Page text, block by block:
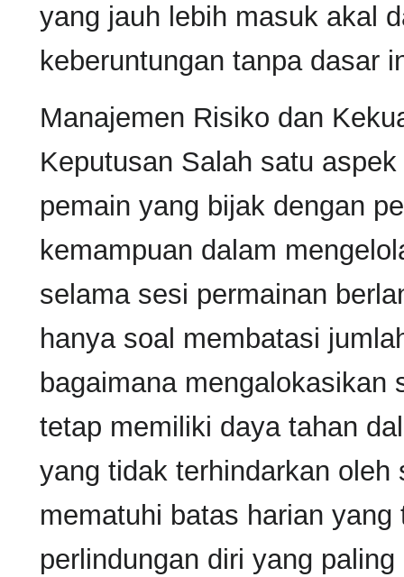
yang jauh lebih masuk akal
keberuntungan tanpa dasar
Manajemen Risiko dan
Keputusan Salah satu
pemain yang bijak dengan
kemampuan dalam
selama sesi permainan
hanya soal membatasi
bagaimana mengalokasikan
tetap memiliki daya tahan
yang tidak terhindarkan
mematuhi batas harian
perlindungan diri yang